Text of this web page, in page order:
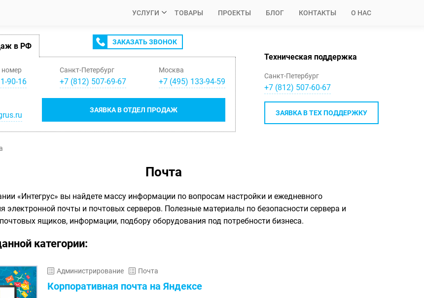
УСЛУГИ ТОВАРЫ ПРОЕКТЫ БЛОГ КОНТАКТЫ О НАС
в РФ ЗАКАЗАТЬ ЗВОНОК
номер
90-16
Санкт-Петербург
+7(812) 507-69-67
Москва
+7 (495) 133-94-59
ЗАЯВКА В ОТДЕЛ ПРОДАЖ
Техническая поддержка
Санкт-Петербург
+7 (812) 507-60-67
ЗАЯВКА В ТЕХ ПОДДЕРЖКУ
Почта
«Интегрус» вы найдете массу информации по вопросам настройки и ежедневного
электронной почты и почтовых серверов. Полезные материалы по безопасности сервера и
ящиков, информации, подбору оборудования под потребности бизнеса.
категории:
Администрирование Почта
Корпоративная почта на Яндексе